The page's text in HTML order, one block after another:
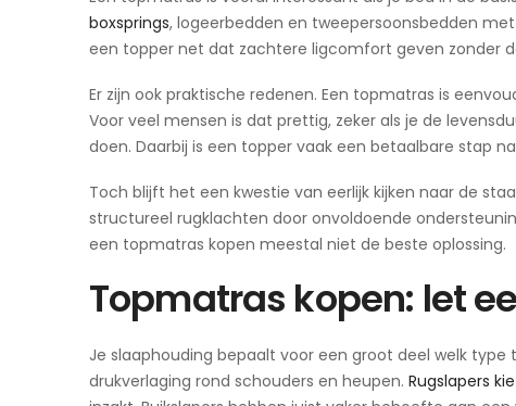
boxsprings, logeerbedden en tweepersoonsbedden
een topper net dat zachtere ligcomfort geven zonder
Er zijn ook praktische redenen. Een topmatras is
Voor veel mensen is dat prettig, zeker als je de
doen. Daarbij is een topper vaak een betaalbare stap
Toch blijft het een kwestie van eerlijk kijken naar de
structureel rugklachten door onvoldoende
een topmatras kopen meestal niet de beste oplossing.
Topmatras kopen: let
Je slaaphouding bepaalt voor een groot deel welk
drukverlaging rond schouders en heupen. Rugslapers